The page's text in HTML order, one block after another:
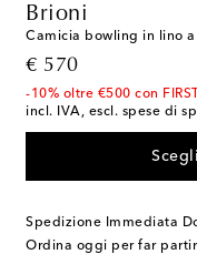
Brioni
Camicia bowling in lino
€ 570
original price
-10% oltre €500 con
incl. IVA, escl. spese di
Spedizione Immediata
Ordina oggi per far